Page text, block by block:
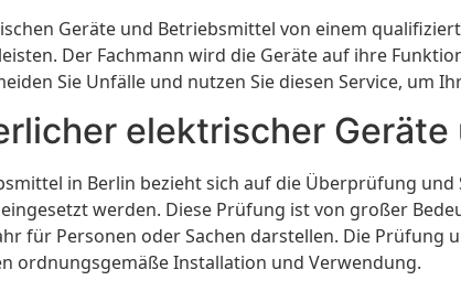
Geräte und Betriebsmittel von einem
Der Fachmann wird die Geräte auf ihre
Sie Unfälle und nutzen Sie diesen Service, um
elektrischer
in Berlin bezieht sich auf die Überprüfung
werden. Diese Prüfung ist von großer
für Personen oder Sachen darstellen. Die
ordnungsgemäße Installation und Verwendung.